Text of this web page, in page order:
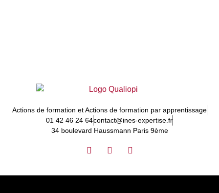
Actions de formation et Actions de formation par apprentissage
01 42 46 24 64contact@ines-expertise.fr
34 boulevard Haussmann Paris 9ème